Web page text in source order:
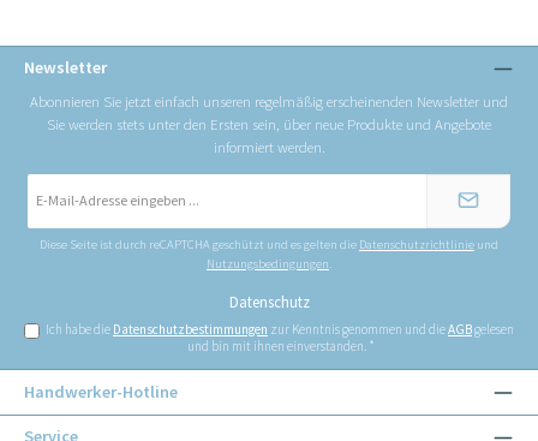
Newsletter
Abonnieren Sie jetzt einfach unseren regelmäßig erscheinenden Newsletter und
Sie werden stets unter den Ersten sein, über neue Produkte und Angebote
informiert werden.
Mail-
Diese Seite ist durch reCAPTCHA geschützt und es gelten die Datenschutzrichtlinie und
Nutzungsbedingungen.
Datenschutz
Ich habe die Datenschutzbestimmungen zur Kenntnis genommen und dieAGBgelesen
und bin mit ihnen einverstanden. *
Handwerker-Hotline